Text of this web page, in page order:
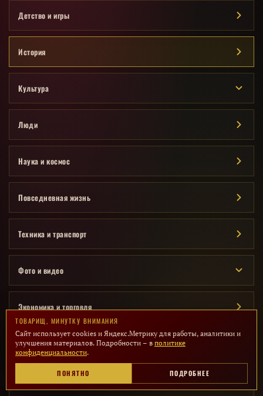
Детство и игры
История
Культура
Люди
Наука и космос
Повседневная жизнь
Техника и транспорт
Фото и видео
Экономика и торговля
ПОЛЕЗНОЕ
Все страницы сайта
Полный список разделов и материалов
ТОВАРИЩ, МИНУТКУ ВНИМАНИЯ
Сайт использует cookies и Яндекс.Метрику для работы, аналитики и
улучшения материалов. Подробности – в политике
конфиденциальности.
ПОНЯТНО ПОДРОБНЕЕ